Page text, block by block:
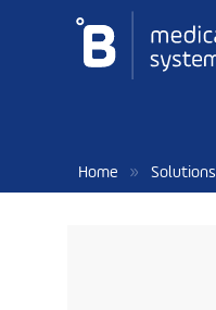
Home » Solutions